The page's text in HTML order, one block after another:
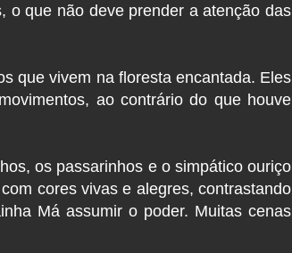
o que não deve prender a atenção das
que vivem na floresta encantada. Eles
ao contrário do que houve
os passarinhos e o simpático ouriço
cores vivas e alegres, contrastando
Má assumir o poder. Muitas cenas